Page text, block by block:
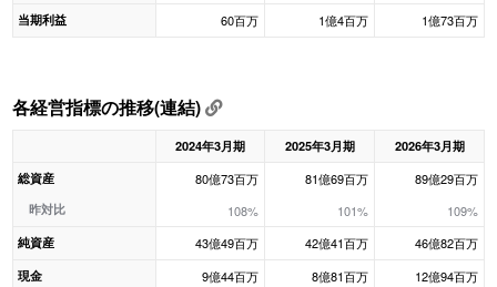
当期利益 60百万 1億4百万 1億73百万
各経営指標の推移(連結)
2024年3月期 2025年3月期
2026年3月期
総資産
昨対比
80億73百万
108%
81億69百万
101%
89億29百万
109%
純資産 43億49百万 42億41百万 46億82百万
現金 9億44百万 8億81百万 12億94百万